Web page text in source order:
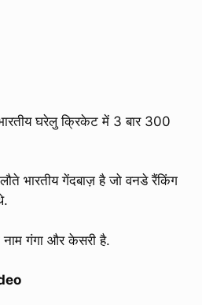
घरेलु क्रिकेट में 3 बार 300
भारतीय गेंदबाज़ है जो वनडे रैंकिंग
गंगा और केसरी है.